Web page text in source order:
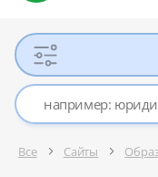
Все Сайты